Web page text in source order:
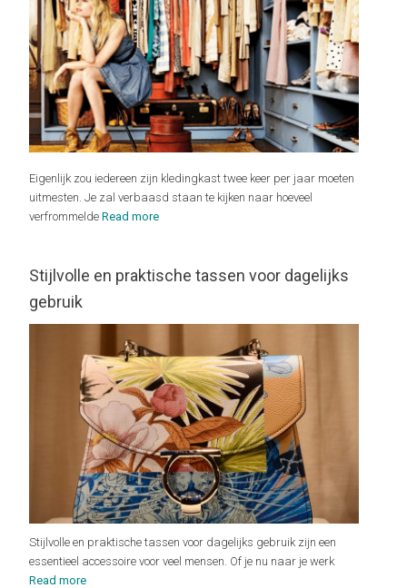
Eigenlijk zou iedereen zijn kledingkast twee keer per jaar moeten
uitmesten. Je zal verbaasd staan te kijken naar hoeveel
verfrommeldeRead more
Stijlvolle en praktische tassen voor dagelijks
gebruik
Stijlvolle en praktische tassen voor dagelijks gebruik zijn een
essentieel accessoire voor veel mensen. Of je nu naar je werk
Read more